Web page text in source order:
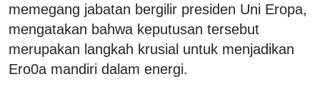
memegang jabatan bergilir presiden Uni Eropa,
mengatakan bahwa keputusan tersebut
merupakan langkah krusial untuk menjadikan
Ero0a mandiri dalam energi.